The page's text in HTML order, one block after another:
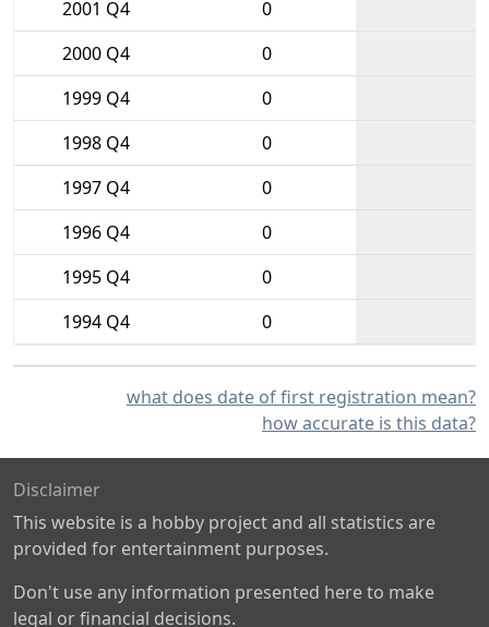
2001 Q4
0
2000 Q4
0
1999 Q4
0
1998 Q4
0
1997 Q4
0
1996 Q4
0
1995 Q4
0
1994 Q4
0
what does date of first registration mean?
how accurate is this data?
Disclaimer
This website is a hobby project and all statistics are
provided for entertainment purposes.
Don't use any information presented here to make
legal or financial decisions.